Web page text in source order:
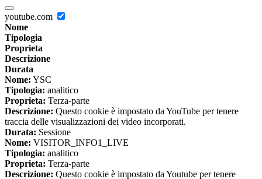
youtube.com
Nome
Tipologia
Proprieta
Descrizione
Durata
Nome: YSC
Tipologia: analitico
Proprieta: Terza-parte
Descrizione: Questo cookie è impostato da YouTube per tenere
traccia delle visualizzazioni dei video incorporati.
Durata: Sessione
Nome: VISITOR_INFO1_LIVE
Tipologia: analitico
Proprieta: Terza-parte
Descrizione: Questo cookie è impostato da Youtube per tenere